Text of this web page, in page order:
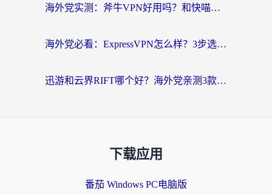
海外党实测：斧牛VPN好用吗？和快喵VPN对比哪个回国效果更好？附3款热门加速器深度分析
海外党必看：ExpressVPN怎么样？3步选对回国加速器，无缝刷国内剧玩手游
迅游和云界RIFT哪个好？海外党亲测3款回国加速器，教你无缝刷国内剧玩游戏
下载应用
番茄 Windows PC电脑版